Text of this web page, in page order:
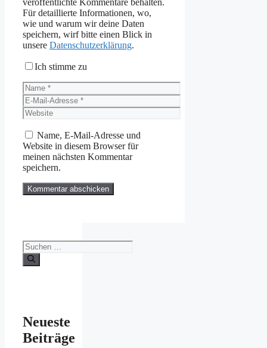
Für detaillierte Informationen, wo,
wie und warum wir deine Daten
speichern, wirf bitte einen Blick in
unsere Datenschutzerklärung.
Ich stimme zu
Name
E-
Mail-
Adresse
Website
Name, E-Mail-Adresse und
Website in diesem Browser für
meinen nächsten Kommentar
speichern.
Suchen
nach:
Neueste
Beiträge